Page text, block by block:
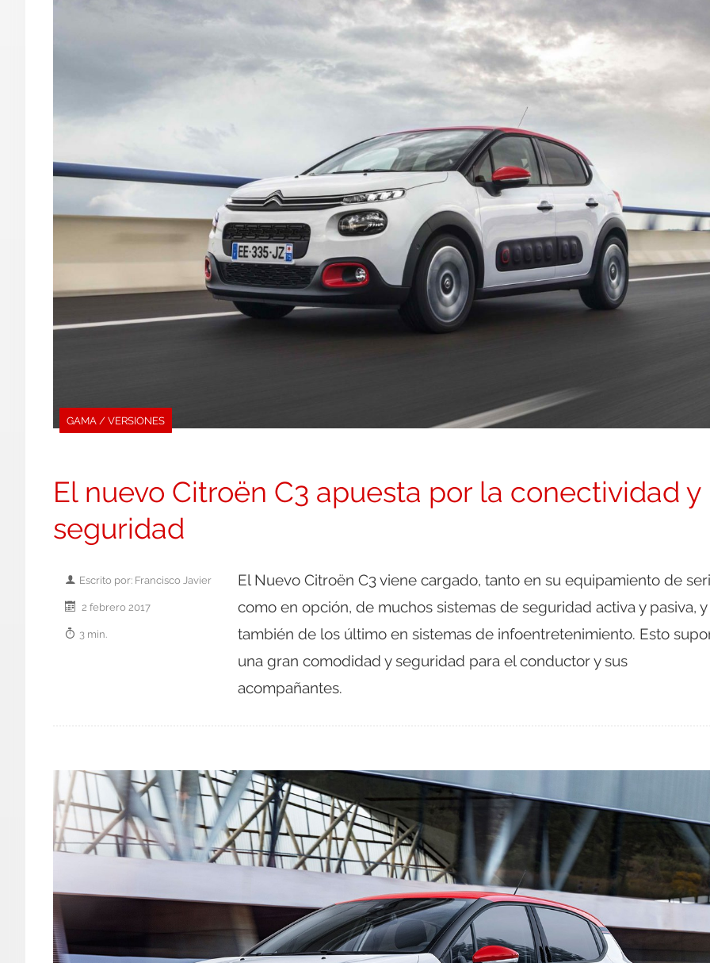
GAMA / VERSIONES
El nuevo Citroën C3 apuesta por la conectividad y
seguridad
Escrito por: Francisco Javier
2 febrero 2017
3 min.
El Nuevo Citroën C3 viene cargado, tanto en su equipamiento de
como en opción, de muchos sistemas de seguridad activa y pasiva, y
también de los último en sistemas de infoentretenimiento. Esto
una gran comodidad y seguridad para el conductor y sus
acompañantes.